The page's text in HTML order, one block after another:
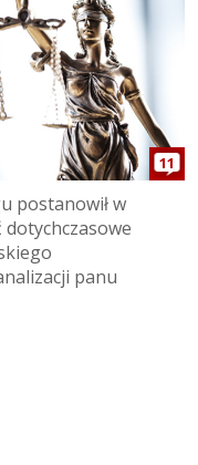
11
postanowił w
panu